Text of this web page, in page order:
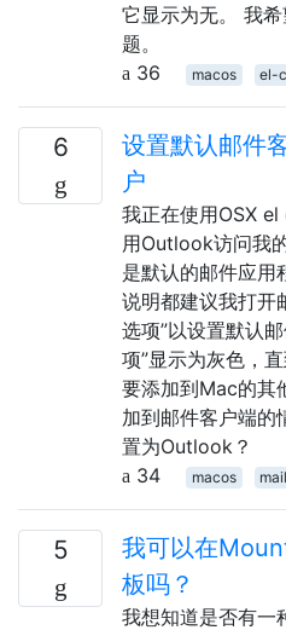
它显示为无。 我
题。
36
macos el-
6
设置默认邮件
户
我正在使用OSX el
用Outlook访问我
是默认的邮件应用
说明都建议我打开
选项”以设置默认
项”显示为灰色，
要添加到Mac的其
加到邮件客户端的
置为Outlook？
34
macos
5
我可以在
板吗？
我想知道是否有一